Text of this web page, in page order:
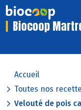
Biocoop
Accueil
Toutes nos
Velouté de pois